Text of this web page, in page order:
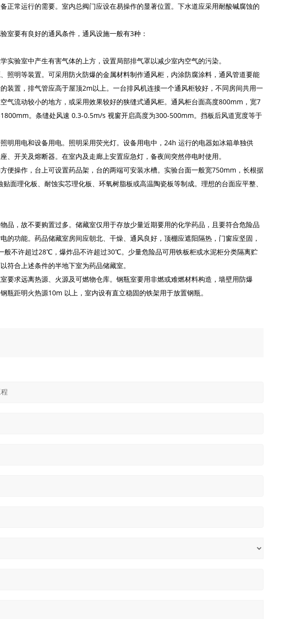
正常运行的需要。室内总阀门应设在易操作的显著位置。下水道应采用耐酸碱腐蚀的
室要有良好的通风条件，通风设施一般有3种：
验室中产生有害气体的上方，设置局部排气罩以减少室内空气的污染。
明等装置。可采用防火防爆的金属材料制作通风柜，内涂防腐涂料，通风管道要能
装置，排气管应高于屋顶2m以上。一台排风机连接一个通风柜较好，不同房间共用一
气流动较小的地方，或采用效果较好的狭缝式通风柜。通风柜台面高度800mm，宽7
。条缝处风速 0.3-0.5m/s 视窗开启高度为300-500mm。挡板后风道宽度等于
明用电和设备用电。照明采用荧光灯。设备用电中，24h 运行的电器如冰箱单独供
开关及熔断器。在室内及走廊上安置应急灯，备夜间突然停电时使用。
便操作，台上可设置药品架，台的两端可安装水槽。实验台面一般宽750mm，长根据
理化板、耐蚀实芯理化板、环氧树脂板或高温陶瓷板等制成。理想的台面应平整、
品，故不要购置过多。储藏室仅用于存放少量近期要用的化学药品，且要符合危险品
功能。药品储藏室房间应朝北、干燥、通风良好，顶棚应遮阳隔热，门窗应坚固，
般不许超过28℃，爆炸品不许超过30℃。少量危险品可用铁板柜或水泥柜分类隔离贮
符合上述条件的半地下室为药品储藏室。
要求远离热源、火源及可燃物仓库。钢瓶室要用非燃或难燃材料构造，墙壁用防爆
距明火热源10m 以上，室内设有直立稳固的铁架用于放置钢瓶。